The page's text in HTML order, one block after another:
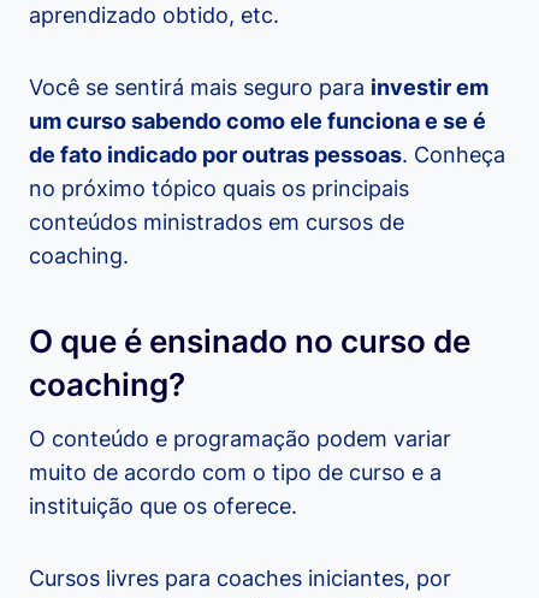
aprendizado obtido, etc.
Você se sentirá mais seguro para investir em
um curso sabendo como ele funciona e se é
de fato indicado por outras pessoas. Conheça
no próximo tópico quais os principais
conteúdos ministrados em cursos de
coaching.
O que é ensinado no curso de
coaching?
O conteúdo e programação podem variar
muito de acordo com o tipo de curso e a
instituição que os oferece.
Cursos livres para coaches iniciantes, por